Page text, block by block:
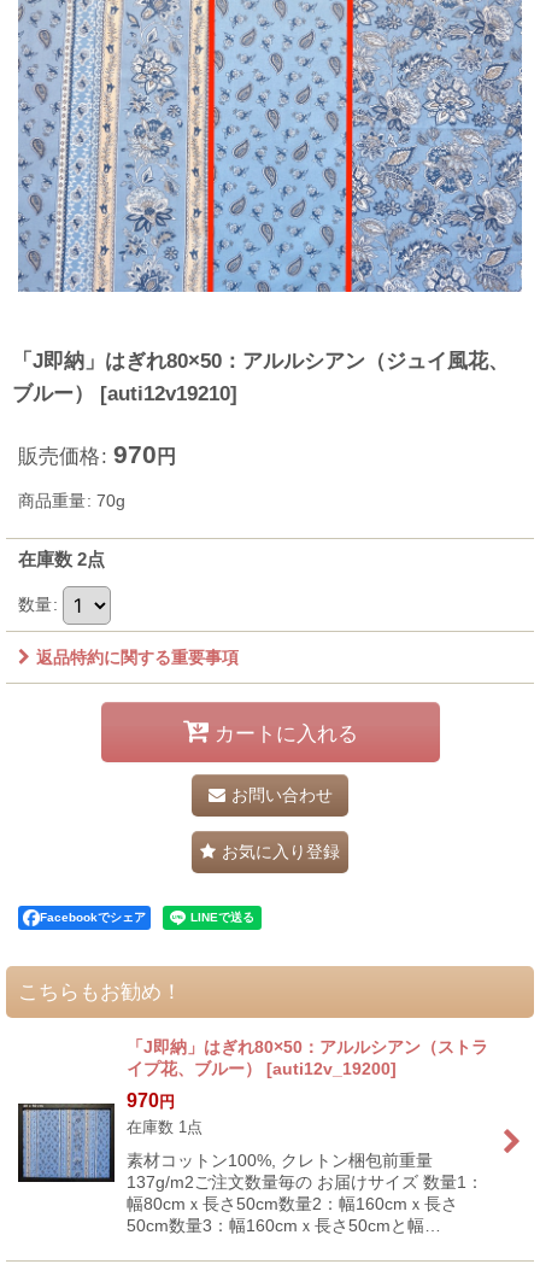
「J即納」はぎれ80×50：アルルシアン（ジュイ風花、
ブルー）
[auti12v19210]
販売価格: 970 円
商品重量: 70g
在庫数 2点
数量:
返品特約に関する重要事項
カートに入れる
お問い合わせ
お気に入り登録
Facebookでシェア
こちらもお勧め！
「J即納」はぎれ80×50：アルルシアン（ストラ
イプ花、ブルー）
[auti12v_19200]
970円
在庫数 1点
素材コットン100%, クレトン梱包前重量
137g/m2ご注文数量毎の お届けサイズ 数量1：
幅80cmｘ長さ50cm数量2：幅160cmｘ長さ
50cm数量3：幅160cmｘ長さ50cmと幅…